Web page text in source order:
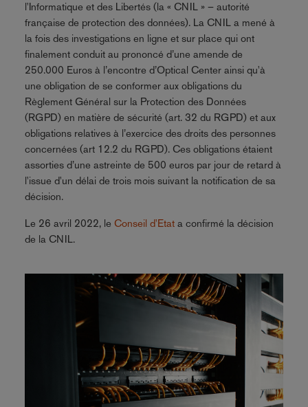
l'Informatique et des Libertés (la « CNIL » – autorité
française de protection des données). La CNIL a mené à
la fois des investigations en ligne et sur place qui ont
finalement conduit au prononcé d’une amende de
250.000 Euros à l’encontre d’Optical Center ainsi qu'à
une obligation de se conformer aux obligations du
Règlement Général sur la Protection des Données
(RGPD) en matière de sécurité (art. 32 du RGPD) et aux
obligations relatives à l’exercice des droits des personnes
concernées (art 12.2 du RGPD). Ces obligations étaient
assorties d’une astreinte de 500 euros par jour de retard à
l'issue d'un délai de trois mois suivant la notification de sa
décision.
Le 26 avril 2022, le Conseil d'Etata confirmé la décision
de la CNIL.